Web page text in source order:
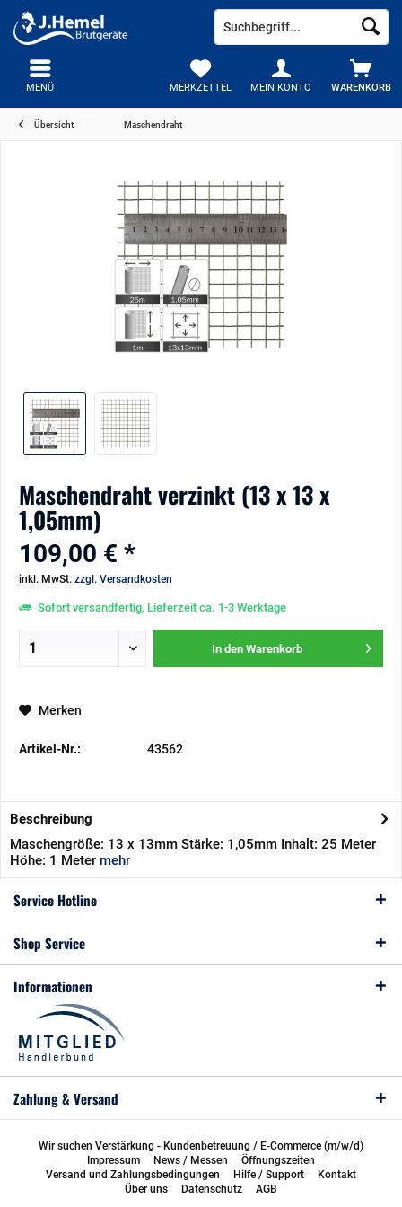
WARENKORB
MERKZETTEL MEIN KONTO
MENÜ
Übersicht Maschendraht
Maschendraht verzinkt (13 x 13 x
1,05mm)
109,00 € *
inkl. MwSt. zzgl. Versandkosten
Sofort versandfertig, Lieferzeit ca. 1-3 Werktage
In den Warenkorb
Merken
Artikel-Nr.: 43562
Beschreibung
Maschengröße: 13 x 13mm Stärke: 1,05mm Inhalt: 25 Meter
Höhe: 1 Meter mehr
Service Hotline
Shop Service
Informationen
Zahlung & Versand
Wir suchen Verstärkung - Kundenbetreuung / E-Commerce (m/w/d)
Impressum
News / Messen
Öffnungszeiten
Versand und Zahlungsbedingungen
Hilfe / Support
Kontakt
Über uns
Datenschutz AGB